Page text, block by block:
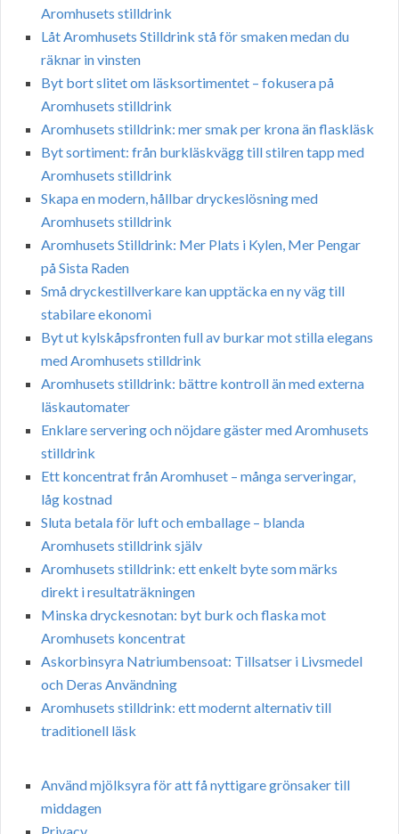
Aromhusets stilldrink
Låt Aromhusets Stilldrink stå för smaken medan du
räknar in vinsten
Byt bort slitet om läsksortimentet – fokusera på
Aromhusets stilldrink
Aromhusets stilldrink: mer smak per krona än flaskläsk
Byt sortiment: från burkläskvägg till stilren tapp med
Aromhusets stilldrink
Skapa en modern, hållbar dryckeslösning med
Aromhusets stilldrink
Aromhusets Stilldrink: Mer Plats i Kylen, Mer Pengar
på Sista Raden
Små dryckestillverkare kan upptäcka en ny väg till
stabilare ekonomi
Byt ut kylskåpsfronten full av burkar mot stilla elegans
med Aromhusets stilldrink
Aromhusets stilldrink: bättre kontroll än med externa
läskautomater
Enklare servering och nöjdare gäster med Aromhusets
stilldrink
Ett koncentrat från Aromhuset – många serveringar,
låg kostnad
Sluta betala för luft och emballage – blanda
Aromhusets stilldrink själv
Aromhusets stilldrink: ett enkelt byte som märks
direkt i resultaträkningen
Minska dryckesnotan: byt burk och flaska mot
Aromhusets koncentrat
Askorbinsyra Natriumbensoat: Tillsatser i Livsmedel
och Deras Användning
Aromhusets stilldrink: ett modernt alternativ till
traditionell läsk
Använd mjölksyra för att få nyttigare grönsaker till
middagen